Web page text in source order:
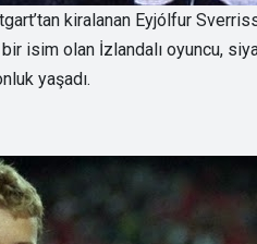
kiralanan Eyjólfur
isim olan İzlandalı oyuncu,
yaşadı.